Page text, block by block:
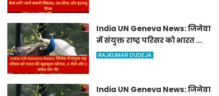
India UN Geneva News: जिनेवा
में संयुक्त राष्ट्र परिसर को भारत की
खूबसूरत सौगात, 4 नीले और 1
RAJKUMAR DUDEJA
India UN Geneva News: जिनेवा